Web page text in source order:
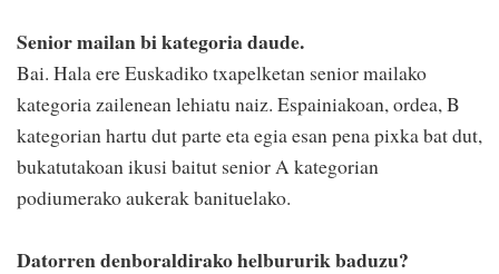
Senior mailan bi kategoria daude.
Bai. Hala ere Euskadiko txapelketan senior mailako
kategoria zailenean lehiatu naiz. Espainiakoan, ordea, B
kategorian hartu dut parte eta egia esan pena pixka bat dut,
bukatutakoan ikusi baitut senior A kategorian
podiumerako aukerak banituelako.
Datorren denboraldirako helbururik baduzu?